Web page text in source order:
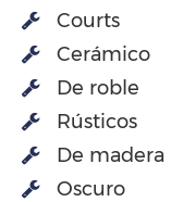
Courts
Cerámico
De roble
Rústicos
De madera
Oscuro